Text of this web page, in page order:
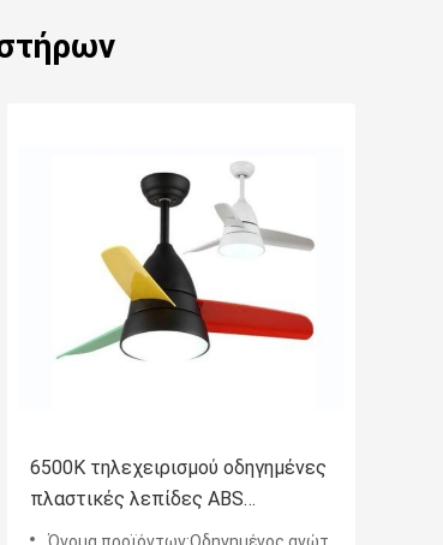
6500K τηλεχειρισμού οδηγημένες
πλαστικές λεπίδες ABS
ανώτατων ανεμιστήρων ελαφριές